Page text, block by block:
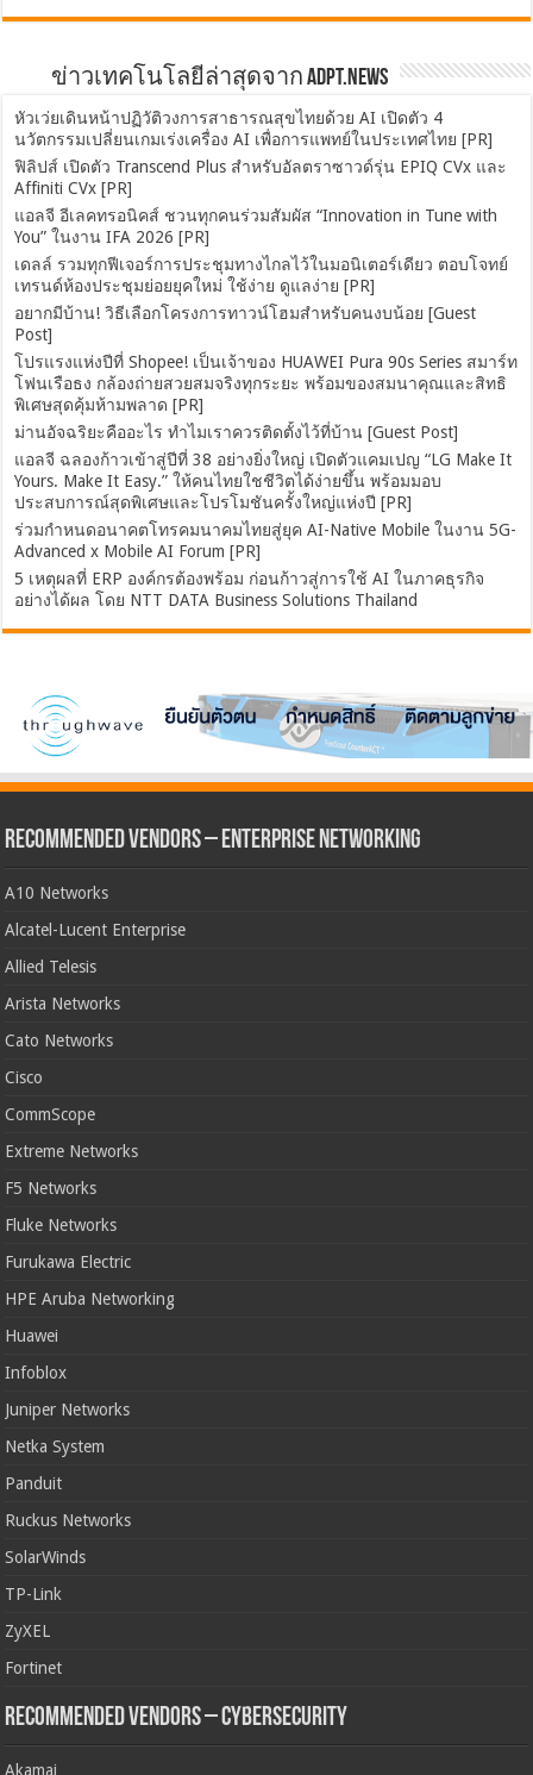
ข่าวเทคโนโลยีล่าสุดจาก ADPT.news
หัวเว่ยเดินหน้าปฏิวัติวงการสาธารณสุขไทยด้วย AI เปิดตัว 4
นวัตกรรมเปลี่ยนเกมเร่งเครื่อง AI เพื่อการแพทย์ในประเทศไทย [PR]
ฟิลิปส์ เปิดตัว Transcend Plus สำหรับอัลตราซาวด์รุ่น EPIQ CVx และ
Affiniti CVx [PR]
แอลจี อีเลคทรอนิคส์ ชวนทุกคนร่วมสัมผัส “Innovation in Tune with
You” ในงาน IFA 2026 [PR]
เดลล์ รวมทุกฟีเจอร์การประชุมทางไกลไว้ในมอนิเตอร์เดียว ตอบโจทย์
เทรนด์ห้องประชุมย่อยยุคใหม่ ใช้ง่าย ดูแลง่าย [PR]
อยากมีบ้าน! วิธีเลือกโครงการทาวน์โฮมสำหรับคนงบน้อย [Guest
Post]
โปรแรงแห่งปีที่ Shopee! เป็นเจ้าของ HUAWEI Pura 90s Series สมาร์ท
โฟนเรือธง กล้องถ่ายสวยสมจริงทุกระยะ พร้อมของสมนาคุณและสิทธิ
พิเศษสุดคุ้มห้ามพลาด [PR]
ม่านอัจฉริยะคืออะไร ทำไมเราควรติดตั้งไว้ที่บ้าน [Guest Post]
แอลจี ฉลองก้าวเข้าสู่ปีที่ 38 อย่างยิ่งใหญ่ เปิดตัวแคมเปญ “LG Make It
Yours. Make It Easy.” ให้คนไทยใชชีวิตได้ง่ายขึ้น พร้อมมอบ
ประสบการณ์สุดพิเศษและโปรโมชันครั้งใหญ่แห่งปี [PR]
ร่วมกำหนดอนาคตโทรคมนาคมไทยสู่ยุค AI-Native Mobile ในงาน 5G-
Advanced x Mobile AI Forum [PR]
5 เหตุผลที่ ERP องค์กรต้องพร้อม ก่อนก้าวสู่การใช้ AI ในภาคธุรกิจ
อย่างได้ผล โดย NTT DATA Business Solutions Thailand
Recommended Vendors – Enterprise Networking
A10 Networks
Alcatel-Lucent Enterprise
Allied Telesis
Arista Networks
Cato Networks
Cisco
CommScope
Extreme Networks
F5 Networks
Fluke Networks
Furukawa Electric
HPE Aruba Networking
Huawei
Infoblox
Juniper Networks
Netka System
Panduit
Ruckus Networks
SolarWinds
TP-Link
ZyXEL
Fortinet
Recommended Vendors – Cybersecurity
Akamai